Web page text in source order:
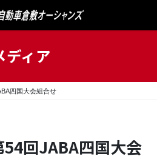
ディア
四国大会組合せ
回JABA四国大会